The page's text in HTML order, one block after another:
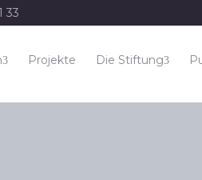
33
Projekte Die Stiftung